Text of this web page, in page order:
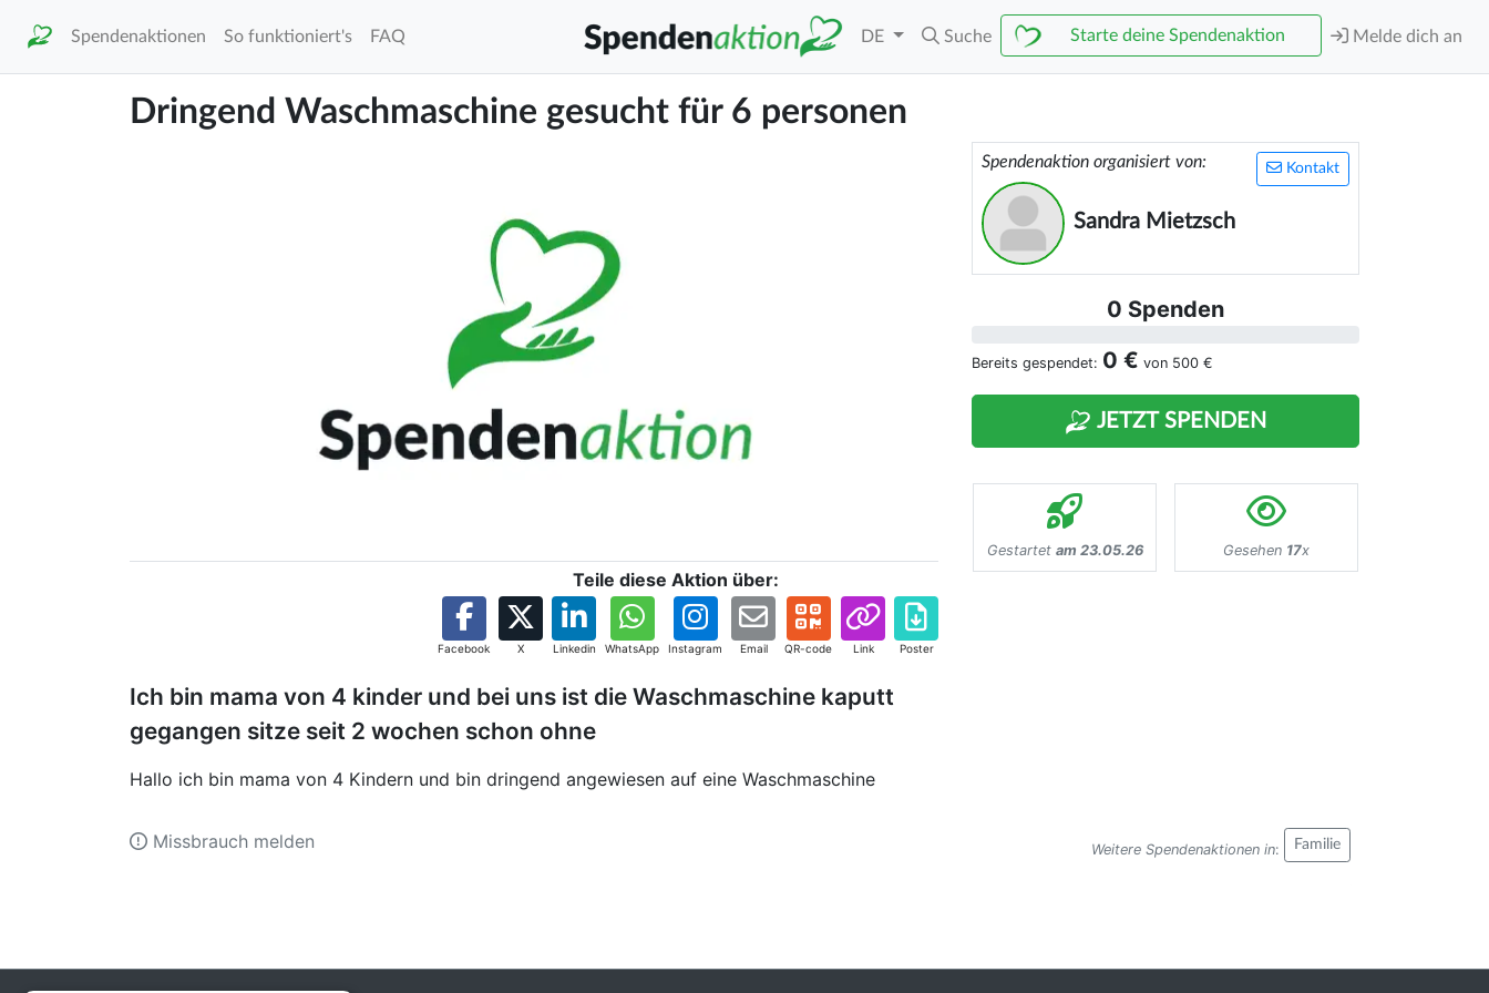
Spendenaktionen So funktioniert's FAQ DE Suche Starte deine Spendenaktion Melde dich an
Dringend Waschmaschine gesucht für 6 personen
Teile diese Aktion über:
Facebook X Linkedin WhatsApp Instagram Email QR-code Link Poster
Ich bin mama von 4 kinder und bei uns ist die Waschmaschine kaputt
gegangen sitze seit 2 wochen schon ohne
Hallo ich bin mama von 4 Kindern und bin dringend angewiesen auf eine Waschmaschine
Kontakt
Spendenaktion organisiert von:
Sandra Mietzsch
0 Spenden
Bereits gespendet: 0 € von 500 €
JETZT SPENDEN
Gestartet am 23.05.26 Gesehen 17x
Weitere Spendenaktionen in: Familie
Missbrauch melden